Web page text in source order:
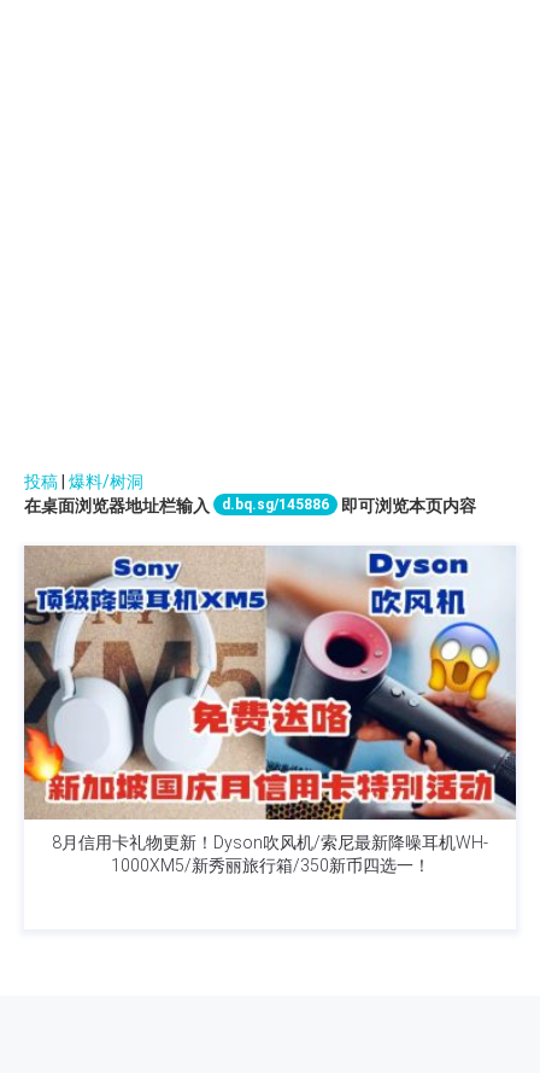
投稿 爆料/树洞
在桌面浏览器地址栏输入
d.bq.sg/145886 即可浏览本页内容
8月信用卡礼物更新！Dyson吹风机/索尼最新降噪耳机WH-
1000XM5/新秀丽旅行箱/350新币四选一！